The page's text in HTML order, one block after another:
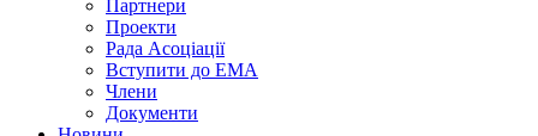
Партнери
Проекти
Рада Асоціації
Вступити до ЕМА
Члени
Документи